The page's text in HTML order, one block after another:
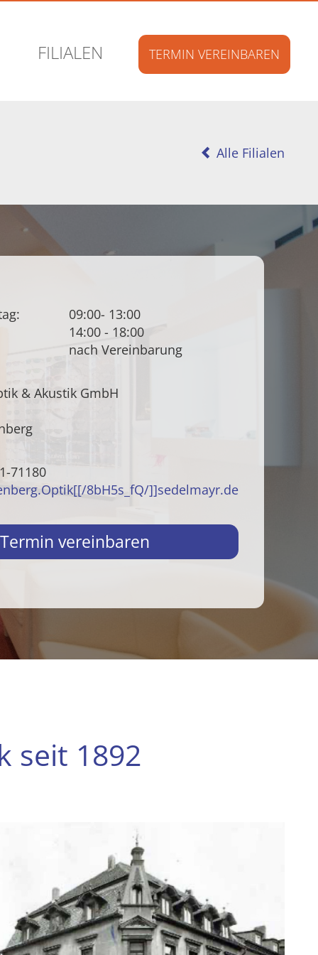
FILIALEN TERMIN VEREINBAREN
Alle Filialen
09:00- 13:00
14:00 - 18:00
nach Vereinbarung
& Akustik GmbH
71180
8bH5s_fQ/]]sedelmayr.de
vereinbaren
seit 1892